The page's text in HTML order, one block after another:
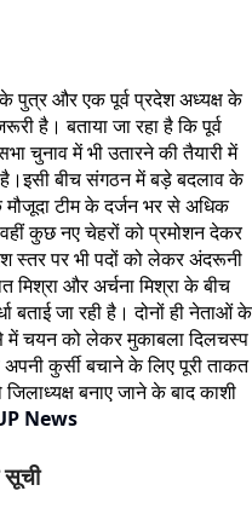
के पुत्र और एक पूर्व प्रदेश अध्यक्ष के
है। बताया जा रहा है कि पूर्व
चुनाव में भी उतारने की तैयारी में
है।इसी बीच संगठन में बड़े बदलाव के
टीम के दर्जन भर से अधिक
कुछ नए चेहरों को प्रमोशन देकर
स्तर पर भी पदों को लेकर अंदरूनी
मिश्रा और अर्चना मिश्रा के बीच
बताई जा रही है। दोनों ही नेताओं के
में चयन को लेकर मुकाबला दिलचस्प
कुर्सी बचाने के लिए पूरी ताकत
बनाए जाने के बाद काशी
News
सूची